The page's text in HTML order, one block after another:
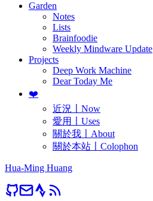
Garden
Notes
Lists
Brainfoodie
Weekly Mindware Update
Projects
Deep Work Machine
Dear Today Me
❤️
近況〡Now
愛用〡Uses
關於我〡About
關於本站〡Colophon
Hua-Ming Huang